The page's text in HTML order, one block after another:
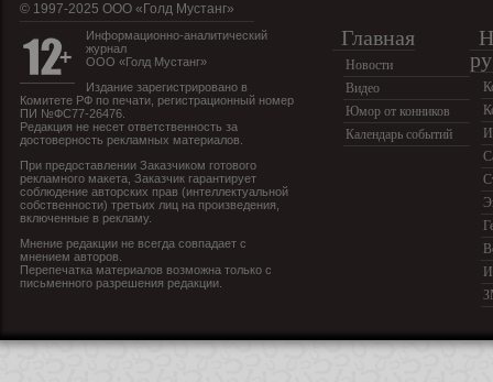
© 1997-2025 OOO «Голд Мустанг»
Информационно-аналитический
журнал
ООО «Голд Мустанг»
Издание зарегистрировано в
Комитете РФ по печати, регистрационный номер
ПИ №ФС77-26476.
Редакция не несет ответственность за
достоверность рекламных материалов.
При предоставлении Заказчиком готового
рекламного макета, Заказчик гарантирует
соблюдение авторских прав (интеллектуальной
собственности) третьих лиц на произведения,
включенные в рекламу.
Мнение редакции не всегда совпадает с
мнением авторов.
Перепечатка материалов возможна только с
письменного разрешения редакции.
Главная
Новости
Видео
Юмор от конников
Календарь событий